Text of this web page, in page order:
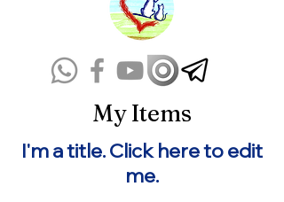
My Items
I'm a title. ​Click here to edit
me.